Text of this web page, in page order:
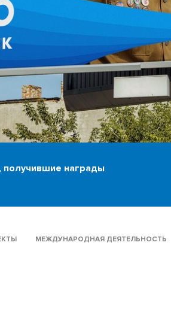
получившие награды
МЕЖДУНАРОДНАЯ ДЕЯТЕЛЬНОСТЬ